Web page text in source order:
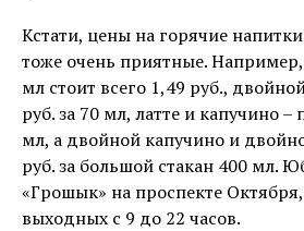
Кстати, цены на горячие
тоже очень приятные.
мл стоит всего 1,49 руб.,
руб. за 70 мл, латте и капучино –
мл, а двойной капучино и
руб. за большой стакан 400 мл.
«Грошык» на проспекте Октября,
выходных с 9 до 22 часов.